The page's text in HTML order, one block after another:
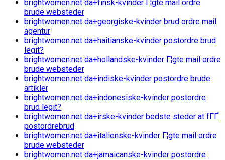
brightwomen.net da+finsk-kvinder Г¦gte mail ordre
brude websteder
brightwomen.net da+georgiske-kvinder brud ordre mail
agentur
brightwomen.net da+haitianske-kvinder postordre brud
legit?
brightwomen.net da+hollandske-kvinder Г¦gte mail ordre
brude websteder
brightwomen.net da+indiske-kvinder postordre brude
artikler
brightwomen.net da+indonesiske-kvinder postordre
brud legit?
brightwomen.net da+irske-kvinder bedste steder at fГҐ
postordrebrud
brightwomen.net da+italienske-kvinder Г¦gte mail ordre
brude websteder
brightwomen.net da+jamaicanske-kvinder postordre